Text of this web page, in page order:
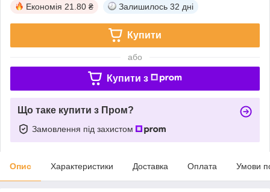
Економія 21.80 ₴ Залишилось 32 дні
Купити
або
Купити з
Що таке купити з Пром?
Замовлення під захистом
Опис Характеристики Доставка Оплата Умови